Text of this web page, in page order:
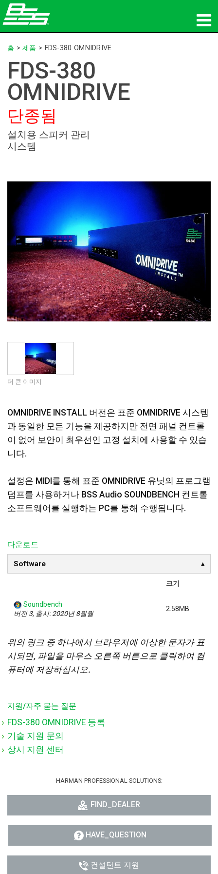
제품
네트워크 오디오
구매처
뉴스
교육
연혁
언어/지역
홈 >제품 > FDS-380 OMNIDRIVE
FDS-380
OMNIDRIVE
단종됨
설치용 스피커 관리
시스템
더 큰 이미지
OMNIDRIVE INSTALL 버전은 표준 OMNIDRIVE 시스템
과 동일한 모든 기능을 제공하지만 전면 패널 컨트롤
이 없어 보안이 최우선인 고정 설치에 사용할 수 있습
니다.
설정은 MIDI를 통해 표준 OMNIDRIVE 유닛의 프로그램
덤프를 사용하거나 BSS Audio SOUNDBENCH 컨트롤
소프트웨어를 실행하는 PC를 통해 수행됩니다.
다운로드
Software
크기
Soundbench
버전 3, 출시: 2020년 8월월
2.58MB
위의 링크 중 하나에서 브라우저에 이상한 문자가 표
시되면, 파일을 마우스 오른쪽 버튼으로 클릭하여 컴
퓨터에 저장하십시오.
지원/자주 묻는 질문
FDS-380 OMNIDRIVE 등록
기술 지원 문의
상시 지원 센터
HARMAN PROFESSIONAL SOLUTIONS:
FIND_DEALER
HAVE_QUESTION
컨설턴트 지원